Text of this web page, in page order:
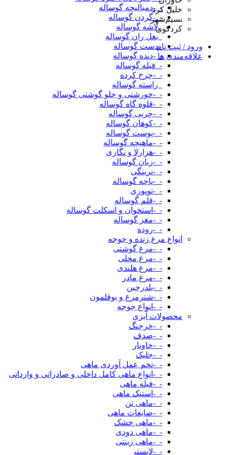
-_-دمبالیچه گوساله
-_-گردن گوساله
_لاشه گوساله
_بغل ران گوساله
_دست گوساله
-_-دنده گوساله
-_فیله گوساله
-_-چرخ کرده
_راسته گوساله
-_-خورشتی و چلو گوشتی گوساله
-_-قلوه گاه گوساله
-_-چربی گوساله
-_-کوهان گوساله
-_-پوست گوساله
-_-ماهیچه گوساله
-_-هزارلا و نگاری
-_-زبان گوساله
-_-نرینگی
-_-پاچه گوساله
-_-توپوزی
-_-قلم گوساله
-_-استخوان و اسکلت گوساله
-_-مغز گوساله
-_-روده
انواع مرغ زنده و جوجه
-_-مرغ گوشتی
-_-مرغ محلی
-_-مرغ هلندی
-_-مرغ مادر
-_-بلدرچین
-_-شترمرغ و بوقلمون
-_-انواع جوجه
محصولات آبزی
-_-خرچنگ
-_-صدف
-_-خاویار
-_-جلبک
-_-تخم عمل آوردی ماهی
-_-انواع ماهی کامل داخلی و صادراتی و وارداتی
-_-فیله ماهی
-_-استیک ماهی
-_-ماهی تن
-_-ضایعات ماهی
-_-ماهی خشک
-_-ماهی دودی
-_-ماهی زینتی
-_-لابستر
خلیل کرد
نسیم‌شهر
کردکوی
ورود / ثبت نام
علاقه‌مندی ها